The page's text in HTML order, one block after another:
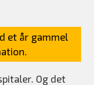
et år gammel
Og det